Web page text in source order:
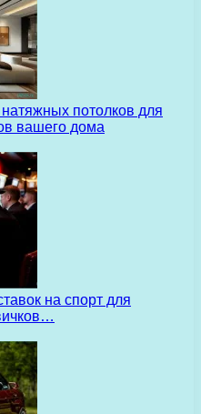
потолков для
вашего дома
на спорт для